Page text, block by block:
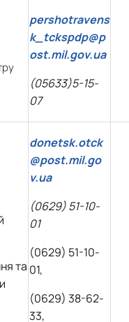
pershotravens
k_tckspdp@p
ost.mil.gov.ua
(05633)5-15-
07
та
donetsk.otck
@post.mil.go
v.ua
(0629) 51-10-
01
(0629) 51-10-
01,
(0629) 38-62-
33,